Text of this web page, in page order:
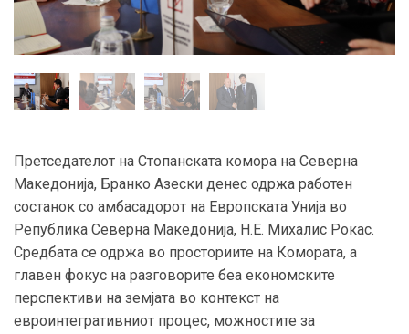
Претседателот на Стопанската комора на Северна
Македонија, Бранко Азески денес одржа работен
состанок со амбасадорот на Европската Унија во
Република Северна Македонија, Н.Е. Михалис Рокас.
Средбата се одржа во просториите на Комората, а
главен фокус на разговорите беа економските
перспективи на земјата во контекст на
евроинтегративниот процес, можностите за